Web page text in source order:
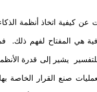
كيفية اتخاذ أنظمة
هي المفتاح لفهم ذلك.
يشير إلى قدرة
صنع القرار الخاصة